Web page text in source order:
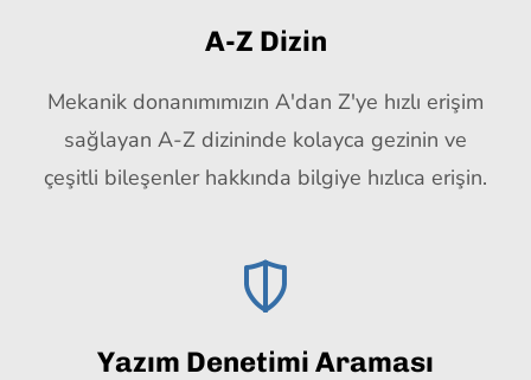
A-Z Dizin
Mekanik donanımımızın A'dan Z'ye hızlı erişim
sağlayan A-Z dizininde kolayca gezinin ve
çeşitli bileşenler hakkında bilgiye hızlıca erişin.
Yazım Denetimi Araması